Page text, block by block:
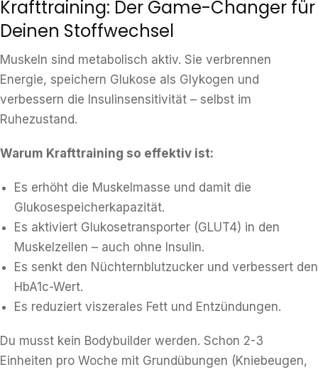
Krafttraining: Der Game-Changer für
Deinen Stoffwechsel
Muskeln sind metabolisch aktiv. Sie verbrennen
Energie, speichern Glukose als Glykogen und
verbessern die Insulinsensitivität – selbst im
Ruhezustand.
Warum Krafttraining so effektiv ist:
Es erhöht die Muskelmasse und damit die
Glukosespeicherkapazität.
Es aktiviert Glukosetransporter (GLUT4) in den
Muskelzellen – auch ohne Insulin.
Es senkt den Nüchternblutzucker und verbessert den
HbA1c-Wert.
Es reduziert viszerales Fett und Entzündungen.
Du musst kein Bodybuilder werden. Schon 2-3
Einheiten pro Woche mit Grundübungen (Kniebeugen,